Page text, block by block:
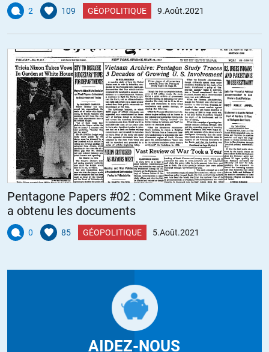
2 109 GÉOPOLITIQUE 9.Août.2021
Pentagone Papers #02 : Comment Mike Gravel
a obtenu les documents
0 85 GÉOPOLITIQUE 5.Août.2021
AIDEZ-NOUS